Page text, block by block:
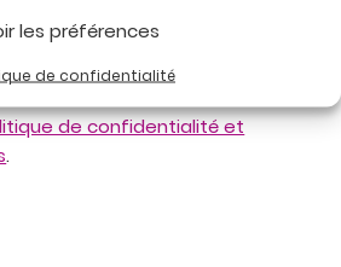
les préférences
de confidentialité
confidentialité
de confidentialité et
.